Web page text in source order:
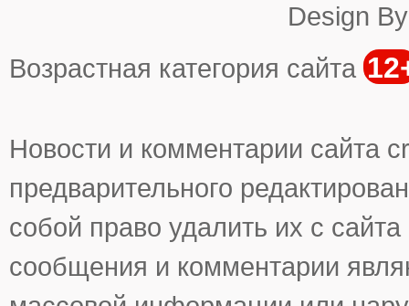
Design
Возрастная категория сайта
Новости и комментарии сайта
предварительного
собой право удалить их с
сообщения и комментарии